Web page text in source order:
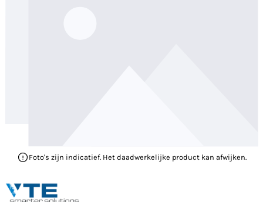
Foto's zijn indicatief. Het daadwerkelijke product kan afwijken.